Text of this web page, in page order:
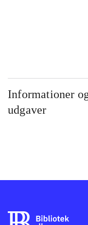
Informationer
udgaver